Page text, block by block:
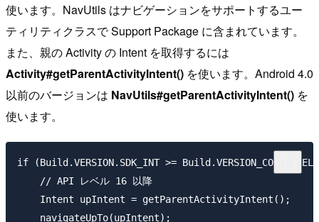
使います。NavUtils はナビゲーションをサポートするユー
ティリティクラスで Support Package に含まれています。
また、親の Activity の Intent を取得するには
Activity#getParentActivityIntent() を使います。Android 4.0
以前のバージョンは NavUtils#getParentActivityIntent() を
使います。
if (Build.VERSION.SDK_INT >=
    // API レベル 16 以降
    Intent upIntent = getParentActivityIntent();
    navigateUpTo(upIntent);